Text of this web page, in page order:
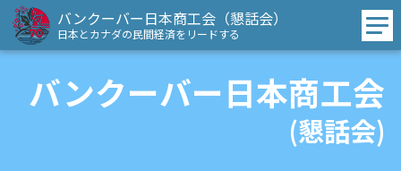
バンクーバー日本商工会（懇話会）
日本とカナダの民間経済をリードする
バンクーバー日本商工会
(懇話会)